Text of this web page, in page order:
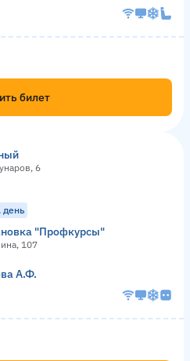
билет
6
день
"Профкурсы"
107
А.Ф.